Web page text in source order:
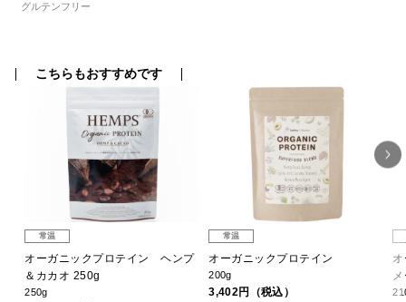
グルテンフリー
こちらもおすすめです
常温
オーガニックプロテイン ヘンプ
＆カカオ 250g
250g
常温
オーガニックプロテイン
200g
3,402円（税込）